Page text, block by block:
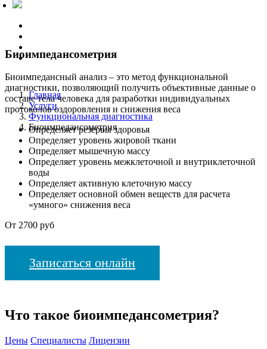
Главная
Услуги
Функциональная диагностика
Биоимпедансометрия
Биоимпедансометрия
Биоимпедансный анализ – это метод функциональной
диагностики, позволяющий получить объективные данные о
составе тела человека для разработки индивидуальных
протоколов оздоровления и снижения веса
Определяет резервы здоровья
Определяет уровень жировой ткани
Определяет мышечную массу
Определяет уровень межклеточной и внутриклеточной
воды
Определяет активную клеточную массу
Определяет основной обмен веществ для расчета
«умного» снижения веса
От 2700 руб
Записаться онлайн
Что такое биоимпедансометрия?
Цены Специалисты Лицензии